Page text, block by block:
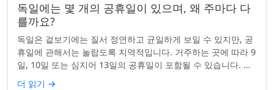
독일에는 몇 개의 공휴일이 있으며, 왜 주마다 다
를까요?
독일은 겉보기에는 질서 정연하고 균일하게 보일 수 있지만, 공
휴일에 관해서는 놀랍도록 지역적입니다. 거주하는 곳에 따라 9
일, 10일 또는 심지어 13일의 공휴일이 포함될 수 있습니다. 왜
그런 걸까요? 간단한 통찰...
더 읽기 →